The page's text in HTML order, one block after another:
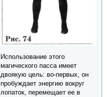
Использование этого
магического пасса имеет
двоякую цель: во-первых, он
пробуждает энергию вокруг
лопаток, перемещает ее в